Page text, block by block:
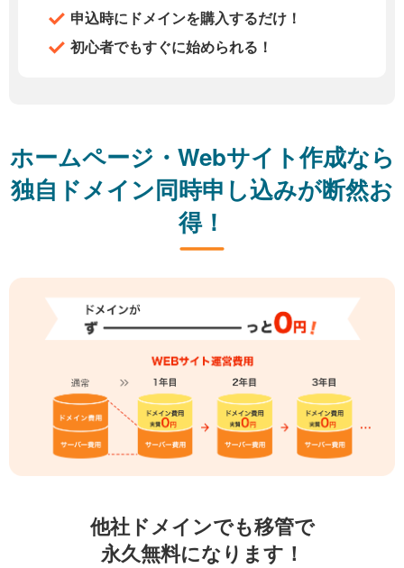
申込時にドメインを購入するだけ！
初心者でもすぐに始められる！
ホームページ・Webサイト作成なら
独自ドメイン同時申し込みが断然お
得！
他社ドメインでも移管で
永久無料になります！